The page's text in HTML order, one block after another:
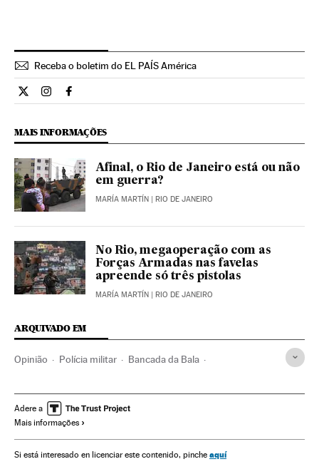
Receba o boletim do EL PAÍS América
Opiniao El País Brasil en Twitter
Opiniao El País Brasil en Instagram
Opiniao El País Brasil en Facebook
MAIS INFORMAÇÕES
Afinal, o Rio de Janeiro está ou não
em guerra?
MARÍA MARTÍN | RIO DE JANEIRO
No Rio, megaoperação com as
Forças Armadas nas favelas
apreende só três pistolas
MARÍA MARTÍN | RIO DE JANEIRO
ARQUIVADO EM
Opinião Polícia militar Bancada da Bala
Bancada BBB Associações políticas
Estado Rio de Janeiro
Armas privadas Forças armadas Narcotráfico
Adere a
Mais informações
Si está interesado en licenciar este contenido, pinche aquí